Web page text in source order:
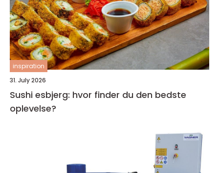
inspiration
31. July 2026
Sushi esbjerg: hvor finder du den bedste
oplevelse?